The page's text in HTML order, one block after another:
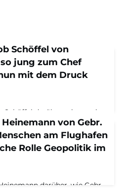
Schöffel von
jung zum Chef
mit dem Druck
darüber, wie er mit
Vaters antrat und das
achte Generation führt –
ihn kein Selbstläufer war,
reagiert und was es
zu
war gerade einmal 26,
von Gebr.
am Flughafen
Rolle Geopolitik im
darüber, wie Gebr.